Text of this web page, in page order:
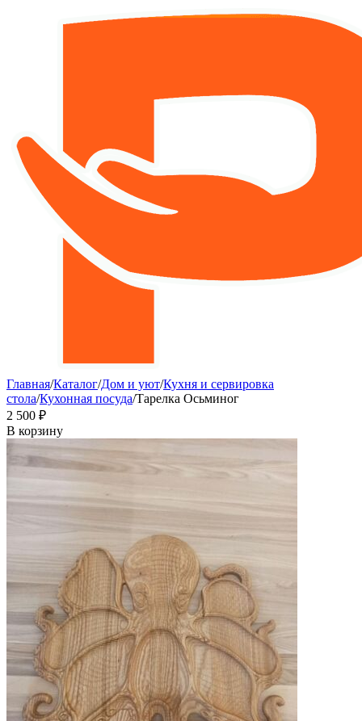
Главная/Каталог/Дом и уют/Кухня и сервировка
стола/Кухонная посуда/Тарелка Осьминог
2 500 ₽
В корзину